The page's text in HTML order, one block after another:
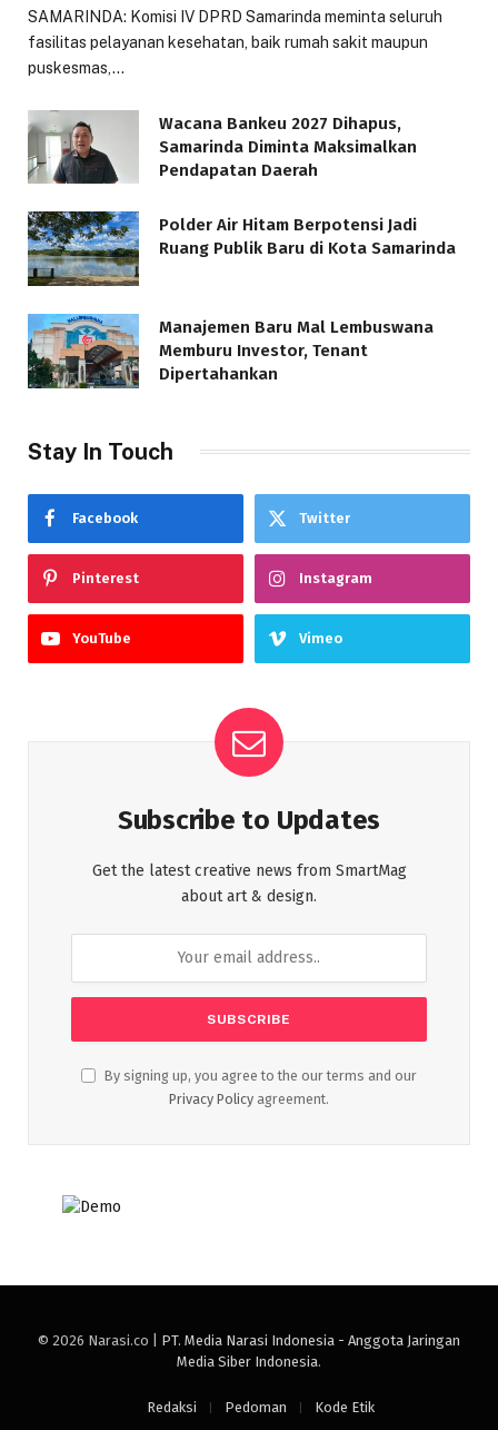
SAMARINDA: Komisi IV DPRD Samarinda meminta seluruh
fasilitas pelayanan kesehatan, baik rumah sakit maupun
puskesmas,…
Wacana Bankeu 2027 Dihapus,
Samarinda Diminta Maksimalkan
Pendapatan Daerah
Polder Air Hitam Berpotensi Jadi
Ruang Publik Baru di Kota Samarinda
Manajemen Baru Mal Lembuswana
Memburu Investor, Tenant
Dipertahankan
Stay In Touch
Facebook Twitter
Pinterest Instagram
YouTube Vimeo
Subscribe to Updates
Get the latest creative news from SmartMag
about art & design.
By signing up, you agree to the our terms and our
Privacy Policy agreement.
© 2026 Narasi.co | PT. Media Narasi Indonesia - Anggota Jaringan
Media Siber Indonesia.
Redaksi Pedoman Kode Etik